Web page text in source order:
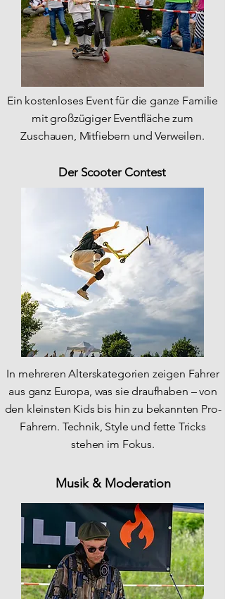
Ein kostenloses Event für die ganze Familie
mit großzügiger Eventfläche zum
Zuschauen, Mitfiebern und Verweilen.
Der Scooter Contest
Musik & Moderation
In mehreren Alterskategorien zeigen Fahrer
aus ganz Europa, was sie draufhaben – von
den kleinsten Kids bis hin zu bekannten Pro-
Fahrern. Technik, Style und fette Tricks
stehen im Fokus.